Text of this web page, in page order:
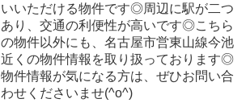
いいただける物件です◎周辺に駅が二つ
あり、交通の利便性が高いです◎こちら
の物件以外にも、名古屋市営東山線今池
近くの物件情報を取り扱っております◎
物件情報が気になる方は、ぜひお問い合
わせくださいませ(^o^)